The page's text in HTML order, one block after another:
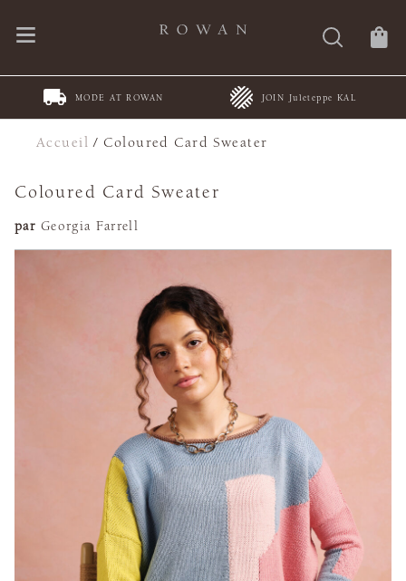
MODE AT ROWAN JOIN Juleteppe KAL
Accueil /Coloured Card Sweater
Coloured Card Sweater
par Georgia Farrell